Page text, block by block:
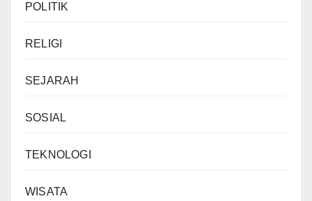
POLITIK
RELIGI
SEJARAH
SOSIAL
TEKNOLOGI
WISATA